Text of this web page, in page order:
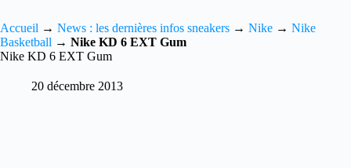
Accueil → News : les dernières infos sneakers → Nike → Nike
Basketball → Nike KD 6 EXT Gum
Nike KD 6 EXT Gum
20 décembre 2013